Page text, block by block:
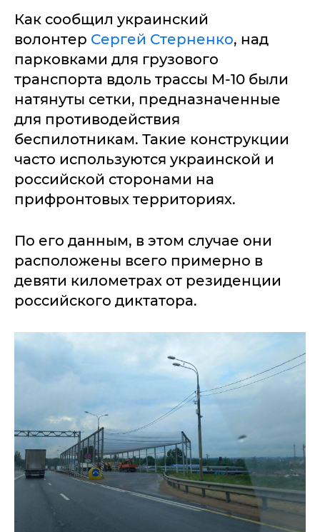
Как сообщил украинский
волонтер Сергей Стерненко, над
парковками для грузового
транспорта вдоль трассы М-10 были
натянуты сетки, предназначенные
для противодействия
беспилотникам. Такие конструкции
часто используются украинской и
российской сторонами на
прифронтовых территориях.
По его данным, в этом случае они
расположены всего примерно в
девяти километрах от резиденции
российского диктатора.